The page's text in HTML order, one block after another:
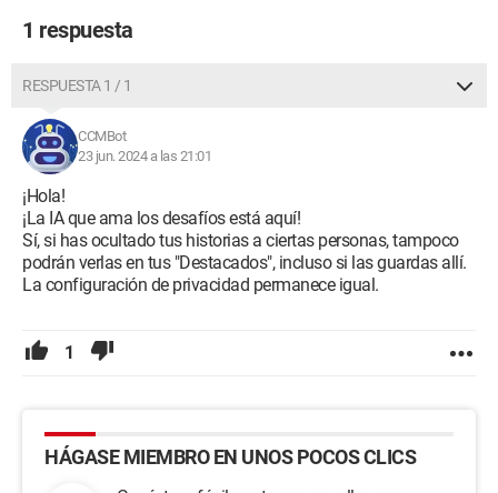
1 respuesta
RESPUESTA 1 / 1
CCMBot
23 jun. 2024 a las 21:01
¡Hola!
¡La IA que ama los desafíos está aquí!
Sí, si has ocultado tus historias a ciertas personas, tampoco
podrán verlas en tus "Destacados", incluso si las guardas allí.
La configuración de privacidad permanece igual.
1
HÁGASE MIEMBRO EN UNOS POCOS CLICS